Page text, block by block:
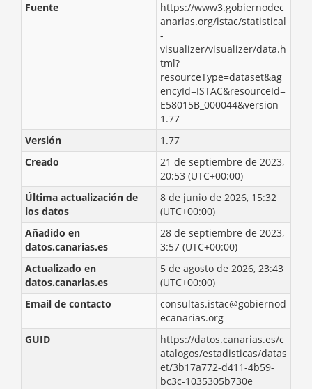
Fuente
https://www3.gobiernodec
anarias.org/istac/statistical
-
visualizer/visualizer/data.h
tml?
resourceType=dataset&ag
encyId=ISTAC&resourceId=
E58015B_000044&version=
1.77
Versión
1.77
Creado
21 de septiembre de 2023,
20:53 (UTC+00:00)
Última actualización de
los datos
8 de junio de 2026, 15:32
(UTC+00:00)
Añadido en
datos.canarias.es
28 de septiembre de 2023,
3:57 (UTC+00:00)
Actualizado en
datos.canarias.es
5 de agosto de 2026, 23:43
(UTC+00:00)
Email de contacto
consultas.istac@gobiernod
ecanarias.org
GUID
https://datos.canarias.es/c
atalogos/estadisticas/datas
et/3b17a772-d411-4b59-
bc3c-1035305b730e